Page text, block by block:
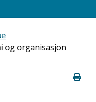
og organisasjon